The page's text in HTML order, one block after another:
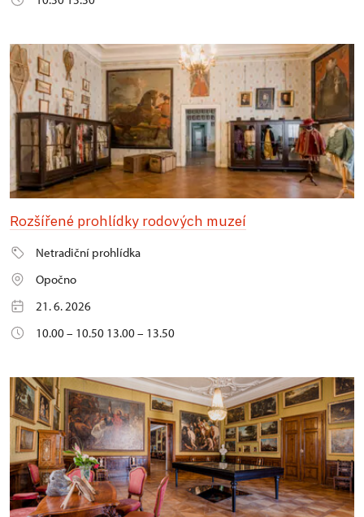
Rozšířené prohlídky rodových muzeí
Netradiční prohlídka
Opočno
21. 6. 2026
10.00 – 10.50 13.00 – 13.50